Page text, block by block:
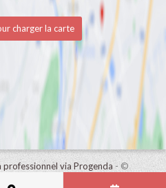
charger la carte
via Progenda - ©